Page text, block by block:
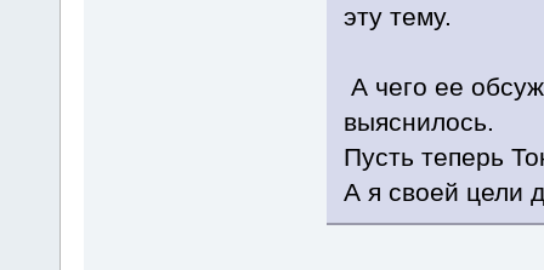
эту тему.
А чего ее
выяснилось.
Пусть теперь
А я своей цели